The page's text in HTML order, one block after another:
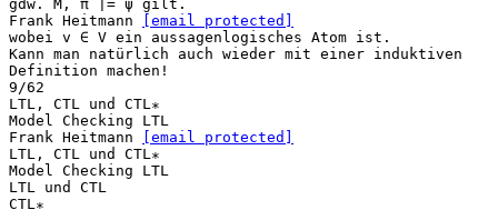
gdw. M, π |= ψ gilt.
Frank Heitmann
[email protected]
wobei v ∈ V ein aussagenlogisches Atom ist.
Kann man natürlich auch wieder mit einer induktiven
Definition machen!
9/62
LTL, CTL und CTL∗
Model Checking LTL
Frank Heitmann
[email protected]
LTL, CTL und CTL∗
Model Checking LTL
LTL und CTL
CTL∗